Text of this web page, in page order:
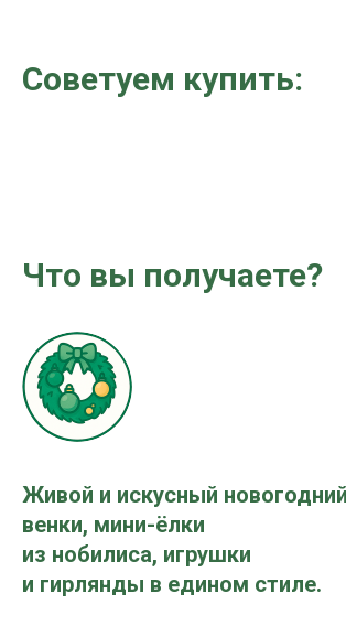
Советуем купить:
Что вы получаете?
Живой и искусный
венки, мини-ёлки
из нобилиса, игрушки
и гирлянды в едином стиле.